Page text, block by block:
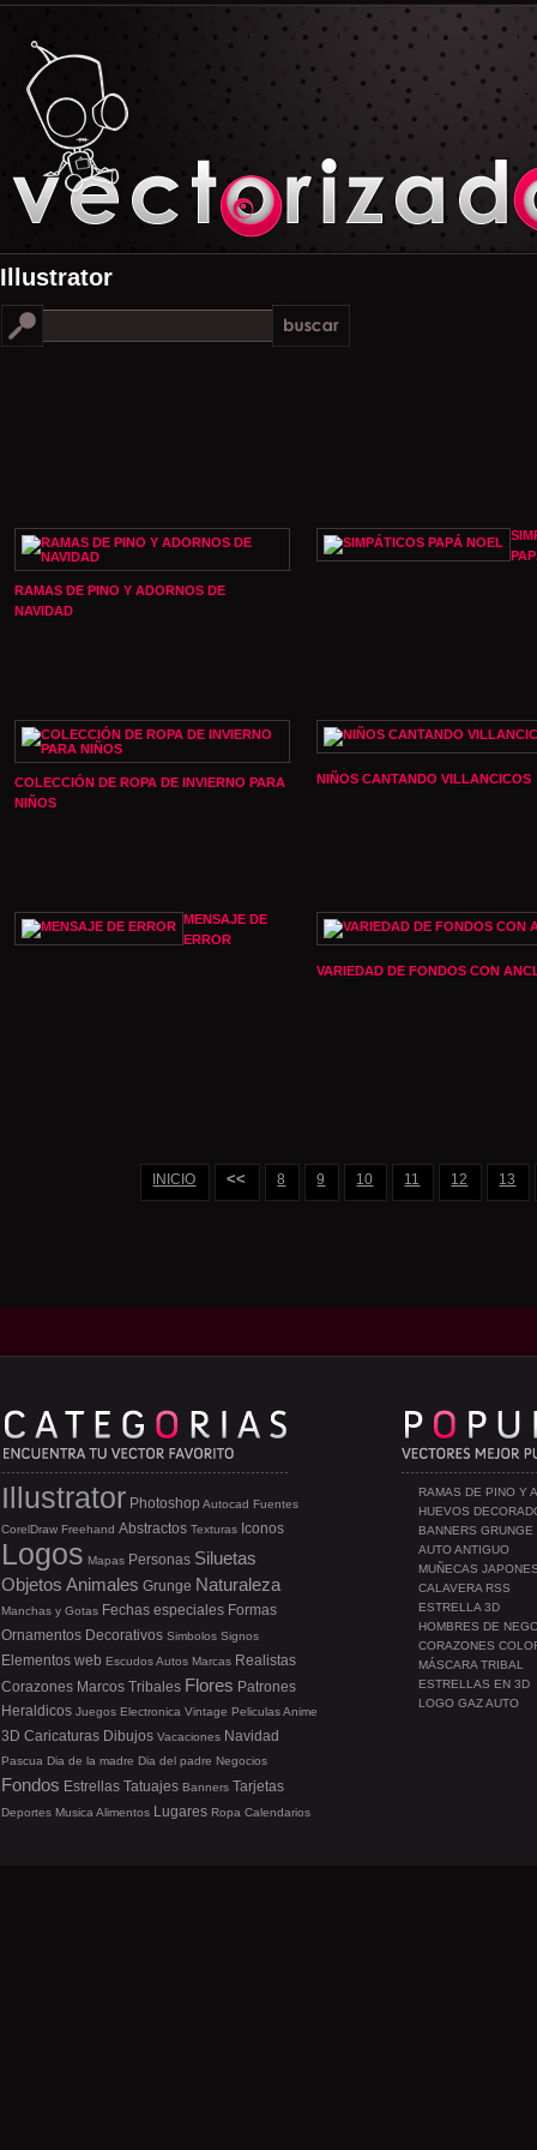
Illustrator
RAMAS DE PINO Y ADORNOS DE
NAVIDAD
COLECCIÓN DE ROPA DE INVIERNO PARA
NIÑOS
NIÑOS CANTANDO VILLANCICOS
MENSAJE DE
ERROR
VARIEDAD DE FONDOS CON
INICIO << 8 9 10 11 12 13
RAMAS DE PINO Y
HUEVOS
BANNERS GRUNGE
AUTO ANTIGUO
MUÑECAS
CALAVERA RSS
ESTRELLA 3D
HOMBRES DE
CORAZONES
MÁSCARA TRIBAL
ESTRELLAS EN 3D
LOGO GAZ AUTO
Illustrator Photoshop Autocad Fuentes
CorelDraw Freehand Abstractos Texturas Iconos
Logos Mapas Personas Siluetas
Objetos Animales Grunge Naturaleza
Manchas y Gotas Fechas especiales Formas
Ornamentos Decorativos Simbolos Signos
Elementos web EscudosAutos Marcas Realistas
Corazones Marcos Tribales Flores Patrones
Heraldicos Juegos Electronica Vintage PeliculasAnime
3D Caricaturas Dibujos Vacaciones Navidad
Pascua Dia de la madre Dia del padre Negocios
Fondos Estrellas Tatuajes Banners Tarjetas
Deportes Musica Alimentos Lugares Ropa Calendarios